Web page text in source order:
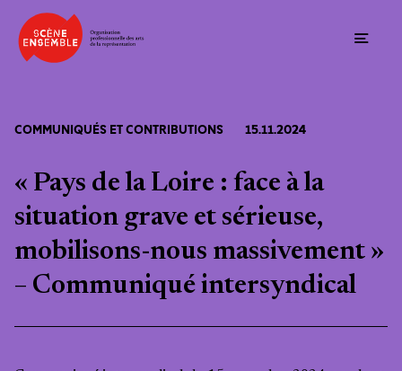
COMMUNIQUÉS ET CONTRIBUTIONS 15.11.2024
« Pays de la Loire : face à la
situation grave et sérieuse,
mobilisons-nous massivement »
– Communiqué intersyndical